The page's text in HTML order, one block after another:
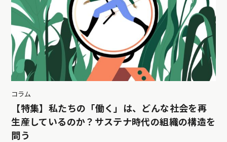
コラム
【特集】私たちの「働く」は、どんな社会を再
生産しているのか？サステナ時代の組織の構造を
問う